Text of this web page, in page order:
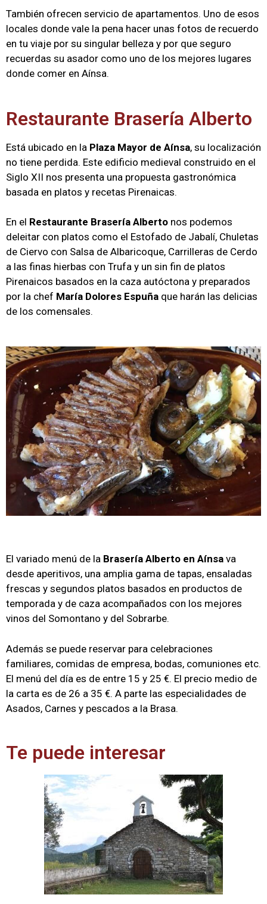
También ofrecen servicio de apartamentos. Uno de esos
locales donde vale la pena hacer unas fotos de recuerdo
en tu viaje por su singular belleza y por que seguro
recuerdas su asador como uno de los mejores lugares
donde comer en Aínsa.
Restaurante Brasería Alberto
Está ubicado en la Plaza Mayor de Aínsa, su localización
no tiene perdida. Este edificio medieval construido en el
Siglo XII nos presenta una propuesta gastronómica
basada en platos y recetas Pirenaicas.
En el Restaurante Brasería Alberto nos podemos
deleitar con platos como el Estofado de Jabalí, Chuletas
de Ciervo con Salsa de Albaricoque, Carrilleras de Cerdo
a las finas hierbas con Trufa y un sin fin de platos
Pirenaicos basados en la caza autóctona y preparados
por la chef María Dolores Espuña que harán las delicias
de los comensales.
El variado menú de la Brasería Alberto en Aínsa va
desde aperitivos, una amplia gama de tapas, ensaladas
frescas y segundos platos basados en productos de
temporada y de caza acompañados con los mejores
vinos del Somontano y del Sobrarbe.
Además se puede reservar para celebraciones
familiares, comidas de empresa, bodas, comuniones etc.
El menú del día es de entre 15 y 25 €. El precio medio de
la carta es de 26 a 35 €. A parte las especialidades de
Asados, Carnes y pescados a la Brasa.
Te puede interesar